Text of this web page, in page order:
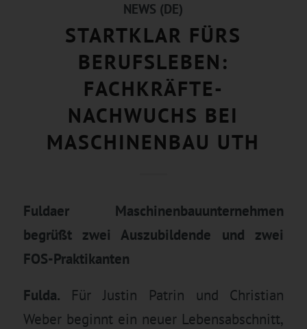
NEWS (DE)
STARTKLAR FÜRS
BERUFSLEBEN:
FACHKRÄFTE-
NACHWUCHS BEI
MASCHINENBAU UTH
Fuldaer Maschinenbauunternehmen
begrüßt zwei Auszubildende und zwei
FOS-Praktikanten
Fulda. Für Justin Patrin und Christian
Weber beginnt ein neuer Lebensabschnitt,